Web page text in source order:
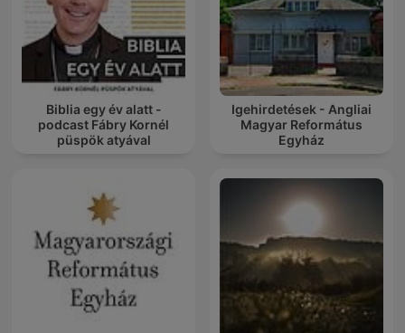
Biblia egy év alatt -
podcast Fábry Kornél
püspök atyával
Igehirdetések - Angliai
Magyar Református
Egyház